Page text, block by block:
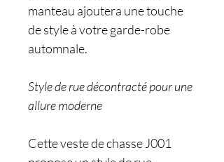
manteau ajoutera une touche
de style à votre garde-robe
automnale.
Style de rue décontracté pour une
allure moderne
Cette veste de chasse J001